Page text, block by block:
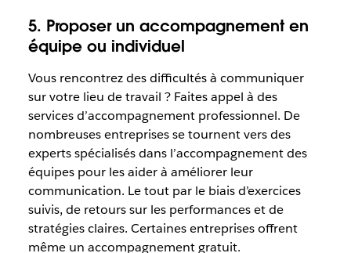
5. Proposer un accompagnement en
équipe ou individuel
Vous rencontrez des difficultés à communiquer
sur votre lieu de travail ? Faites appel à des
services d’accompagnement professionnel. De
nombreuses entreprises se tournent vers des
experts spécialisés dans l’accompagnement des
équipes pour les aider à améliorer leur
communication. Le tout par le biais d’exercices
suivis, de retours sur les performances et de
stratégies claires. Certaines entreprises offrent
même un accompagnement gratuit.